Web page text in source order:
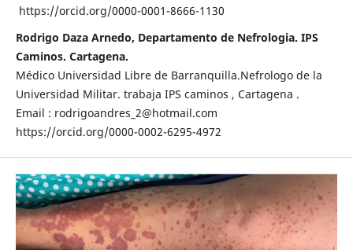
https://orcid.org/0000-0001-8666-1130
Rodrigo Daza Arnedo, Departamento de Nefrologia. IPS
Caminos. Cartagena.
Médico Universidad Libre de Barranquilla.Nefrologo de la
Universidad Militar. trabaja IPS caminos , Cartagena .
Email : rodrigoandres_2@hotmail.com
https://orcid.org/0000-0002-6295-4972